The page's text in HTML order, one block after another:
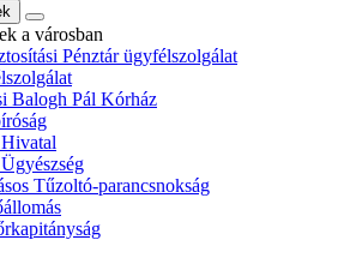
a városban
Pénztár ügyfélszolgálat
Balogh Pál Kórház
Tűzoltó-parancsnokság